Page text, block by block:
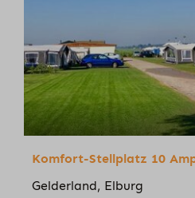
Komfort-Stellplatz 10
Gelderland, Elburg